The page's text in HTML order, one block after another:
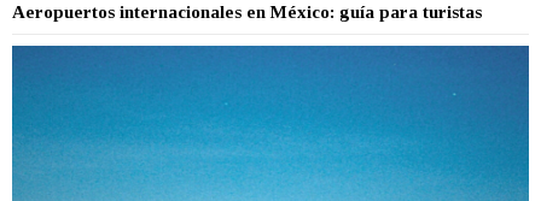
Aeropuertos internacionales en México: guía para turistas